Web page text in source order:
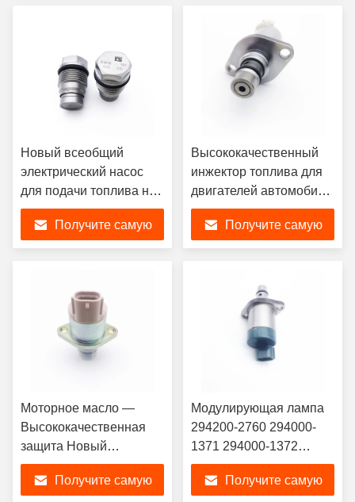
KOMATSU Volvo
топлива 001 0017
Новый всеобщий
электрический насос
для подачи топлива на
автомобильный
ограничитель
1110010018 сброса
Получите самую
Высококачественный
инжектор топлива для
двигателей автомобиля
294200-0L010 294200-
0040 294200-0041
294200-0042 294200-
Получите самую
Моторное масло —
Высококачественная
защита Новый
регулирующий клапан
всасывания топливного
Получите самую
Модулирующая лампа
294200-2760 294000-
1371 294000-1372
всасывания давления
частей и аксессуаров
Получите самую